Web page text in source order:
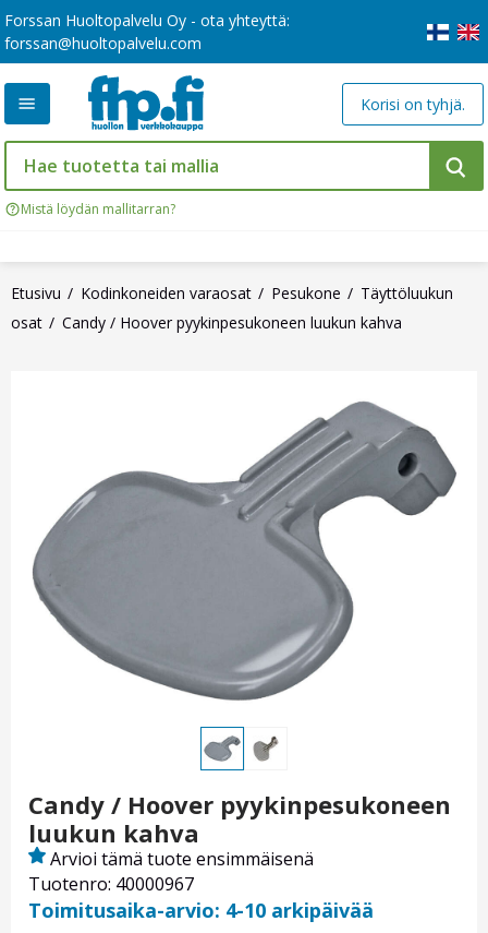
Forssan Huoltopalvelu Oy - ota yhteyttä:
forssan@huoltopalvelu.com
Mistä löydän mallitarran?
Korisi on tyhjä.
Etusivu Kodinkoneiden varaosat Pesukone
Täyttöluukun
osat
Candy / Hoover pyykinpesukoneen luukun kahva
Candy / Hoover pyykinpesukoneen
luukun kahva
Tuotenro: 40000967
Arvioi tämä tuote ensimmäisenä
Toimitusaika-arvio: 4-10 arkipäivää